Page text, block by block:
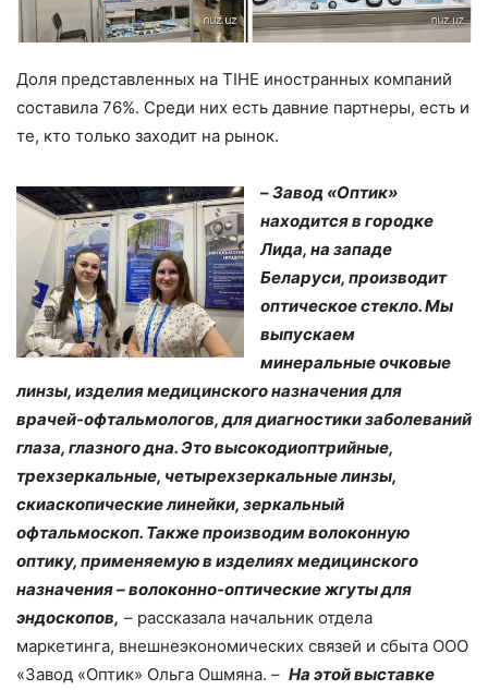
Доля представленных на TIHE иностранных компаний
составила 76%. Среди них есть давние партнеры, есть и
те, кто только заходит на рынок.
–Завод «Оптик»
находится в городке
Лида, на западе
Беларуси, производит
оптическое стекло. Мы
выпускаем
минеральные очковые
линзы, изделия медицинского назначения для
врачей-офтальмологов, для диагностики заболеваний
глаза, глазного дна. Это высокодиоптрийные,
трехзеркальные, четырехзеркальные линзы,
скиаскопические линейки, зеркальный
офтальмоскоп. Также производим волоконную
оптику, применяемую в изделиях медицинского
назначения – волоконно-оптические жгуты для
эндоскопов, – рассказала начальник отдела
маркетинга, внешнеэкономических связей и сбыта ООО
«Завод «Оптик» Ольга Ошмяна. – На этой выставке